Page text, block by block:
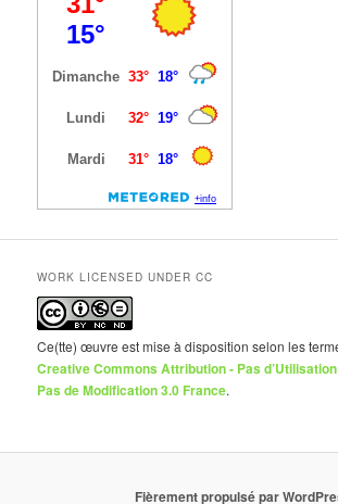
WORK LICENSED UNDER CC
Ce(tte) œuvre est mise à disposition selon les
Creative Commons Attribution - Pas
Pas de Modification 3.0 France.
Fièrement propulsé par